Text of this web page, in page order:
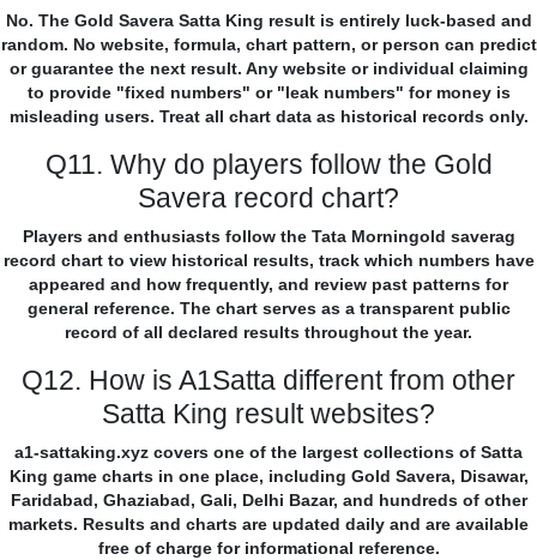
No. The Gold Savera Satta King result is entirely luck-based and
random. No website, formula, chart pattern, or person can predict
or guarantee the next result. Any website or individual claiming
to provide "fixed numbers" or "leak numbers" for money is
misleading users. Treat all chart data as historical records only.
Q11. Why do players follow the Gold
Savera record chart?
Players and enthusiasts follow the Tata Morningold saverag
record chart to view historical results, track which numbers have
appeared and how frequently, and review past patterns for
general reference. The chart serves as a transparent public
record of all declared results throughout the year.
Q12. How is A1Satta different from other
Satta King result websites?
a1-sattaking.xyz covers one of the largest collections of Satta
King game charts in one place, including Gold Savera, Disawar,
Faridabad, Ghaziabad, Gali, Delhi Bazar, and hundreds of other
markets. Results and charts are updated daily and are available
free of charge for informational reference.